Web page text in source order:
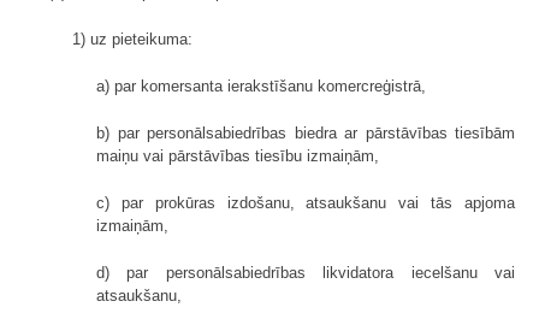
1) uz pieteikuma:
a) par komersanta ierakstīšanu komercreģistrā,
b) par personālsabiedrības biedra ar pārstāvības tiesībām
maiņu vai pārstāvības tiesību izmaiņām,
c) par prokūras izdošanu, atsaukšanu vai tās apjoma
izmaiņām,
d) par personālsabiedrības likvidatora iecelšanu vai
atsaukšanu,